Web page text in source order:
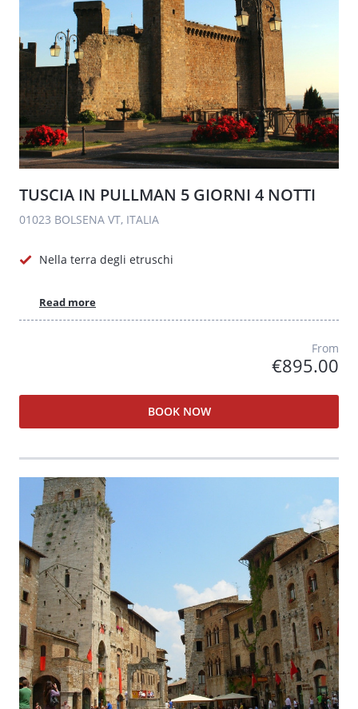
TUSCIA IN PULLMAN 5 GIORNI 4 NOTTI
01023 BOLSENA VT, ITALIA
Nella terra degli etruschi
Read more
From
€895.00
BOOK NOW